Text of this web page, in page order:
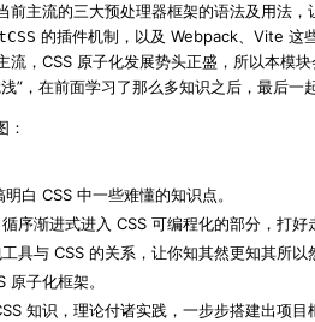
前主流的三大预处理器框架的语法及用法，
的插件机制，以及 Webpack、Vite 这
流，CSS 原子化发展势头正盛，所以本模
浅”，在前面学习了那么多知识之后，最后一
：
白 CSS 中一些难懂的知识点。
序渐进式进入 CSS 可编程化的部分，打好
具与 CSS 的关系，让你知其然更知其所以
原子化框架。
知识，理论付诸实践，一步步搭建出项目